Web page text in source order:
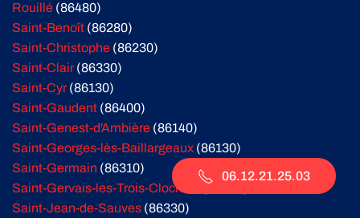
Rouillé (86480)
Saint-Benoît (86280)
Saint-Christophe (86230)
Saint-Clair(86330)
Saint-Cyr(86130)
Saint-Gaudent (86400)
Saint-Genest-d'Ambière (86140)
Saint-Georges-lès-Baillargeaux (86130)
Saint-Germain (86310)
Saint-Gervais-les-Trois-Clochers
(86230)
Saint-Jean-de-Sauves (86330)
06.12.21.25.03